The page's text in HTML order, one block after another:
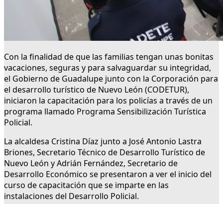
Con la finalidad de que las familias tengan unas bonitas
vacaciones, seguras y para salvaguardar su integridad,
el Gobierno de Guadalupe junto con la Corporación para
el desarrollo turístico de Nuevo León (CODETUR),
iniciaron la capacitación para los policías a través de un
programa llamado Programa Sensibilización Turística
Policial.
La alcaldesa Cristina Díaz junto a José Antonio Lastra
Briones, Secretario Técnico de Desarrollo Turístico de
Nuevo León y Adrián Fernández, Secretario de
Desarrollo Económico se presentaron a ver el inicio del
curso de capacitación que se imparte en las
instalaciones del Desarrollo Policial.